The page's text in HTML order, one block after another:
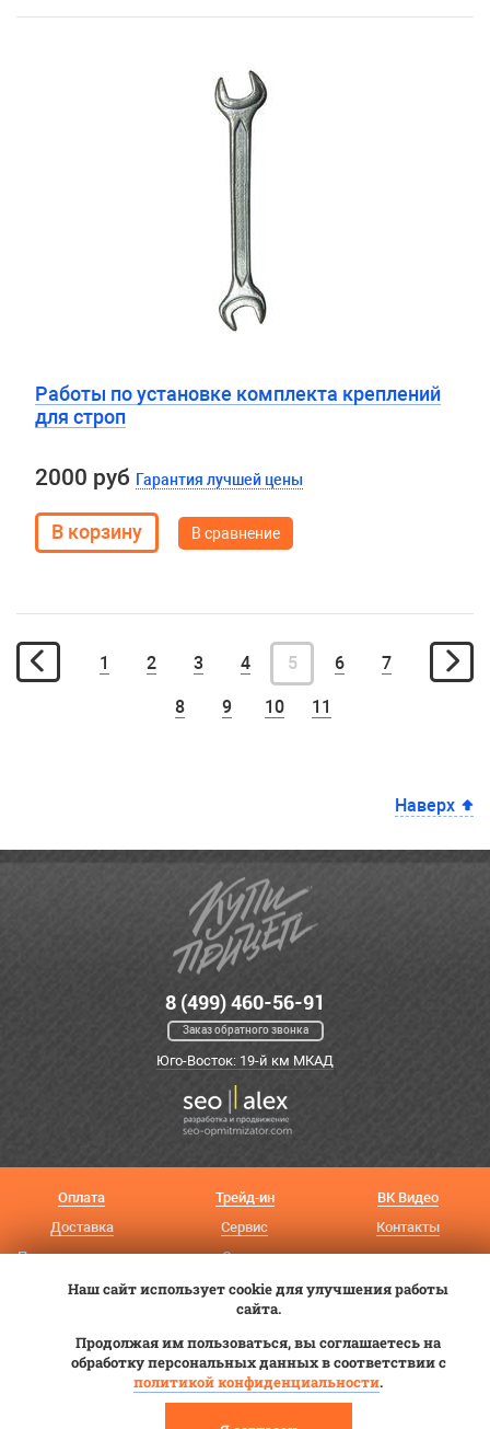
Работы по установке комплекта креплений
для строп
2000 руб Гарантия лучшей цены
В сравнение
1 2 3 4 5 6 7
8 9 10 11
Наверх
8 (499) 460-56-91
Заказ обратного звонка
Юго-Восток: 19-й км МКАД
Оплата
Доставка
Постановка на учет
Трейд-ин
Сервис
Статьи
ВК Видео
Контакты
© 2012—2026 «Купи прицеп»™ (ООО «Авангард», ИНН 9723035587)
Наш сайт использует cookie для улучшения работы
сайта.
Продолжая им пользоваться, вы соглашаетесь на
обработку персональных данных в соответствии с
политикой конфиденциальности.